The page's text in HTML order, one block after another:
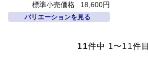
標準小売価格
18,600円
バリエーションを見る
11件中 1〜11件目